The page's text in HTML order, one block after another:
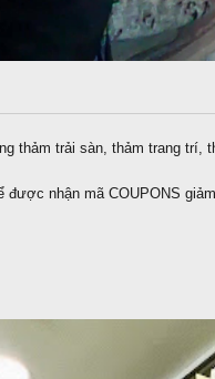
thảm trải sàn, thảm trang
được nhận mã COUPONS